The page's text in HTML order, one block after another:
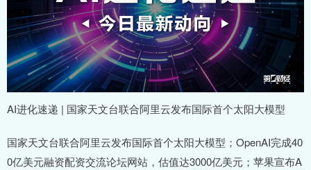
AI进化速递 | 国家天文台联合阿里云发布国际首个太阳大模型
国家天文台联合阿里云发布国际首个太阳大模型；OpenAI完成40
0亿美元融资配资交流论坛网站，估值达3000亿美元；苹果宣布A